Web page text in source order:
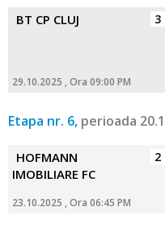
BT CP CLUJ 3
29.10.2025 , Ora 09:00 PM
Etapa nr. 6, perioada
HOFMANN
IMOBILIARE FC
2
23.10.2025 , Ora 06:45 PM